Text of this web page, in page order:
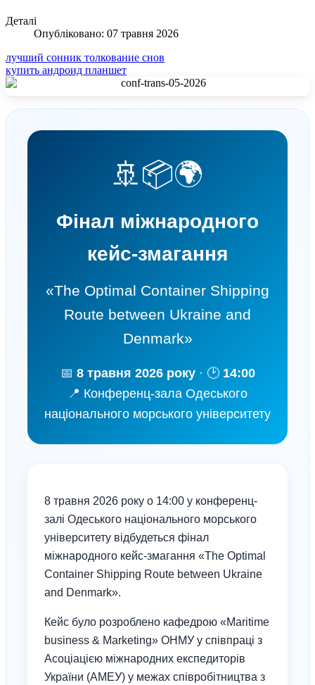
Деталі
Опубліковано: 07 травня 2026
лучший сонник толкование снов
купить андроид планшет
🚢📦🌍
Фінал міжнародного
кейс-змагання
«The Optimal Container Shipping
Route between Ukraine and
Denmark»
📅 8 травня 2026 року· 🕑 14:00
📍 Конференц-зала Одеського
національного морського університету
8 травня 2026 року о 14:00 у конференц-
залі Одеського національного морського
університету відбудеться фінал
міжнародного кейс-змагання «The Optimal
Container Shipping Route between Ukraine
and Denmark».
Кейс було розроблено кафедрою «Maritime
business & Marketing» ОНМУ у співпраці з
Асоціацією міжнародних експедиторів
України (АМЕУ) у межах співробітництва з